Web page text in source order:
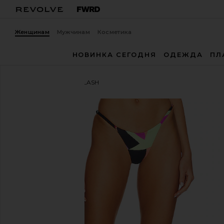
Женщинам Мужчинам Косметика
НОВИНКА СЕГОДНЯ ОДЕЖДА
НИЗ БИКИНИ FLASH
избранноеMaaji Flash Reversible Bikini Bottom in